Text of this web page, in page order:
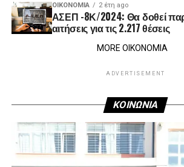
ΟΙΚΟΝΟΜΊΑ 2 έτη ago
ΑΣΕΠ -8Κ/2024: Θα δοθεί
αιτήσεις για τις 2.217 θέσεις
MORE ΟΙΚΟΝΟΜΙΑ
ADVERTISEMENT
ΚΟΙΝΩΝΙΑ